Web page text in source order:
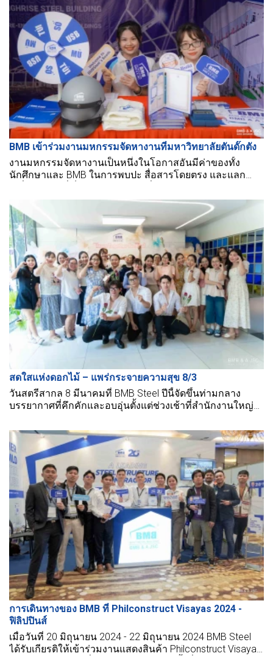
BMB เข้าร่วมงานมหกรรมจัดหางานที่มหาวิทยาลัยตันดั๊กตัง
งานมหกรรมจัดหางานเป็นหนึ่งในโอกาสอันมีค่าของทั้ง
นักศึกษาและ BMB ในการพบปะ สื่อสารโดยตรง และแลก
คุณค่ามากมายจากวันนั้น
สดใสแห่งดอกไม้ – แพร่กระจายความสุข 8/3
วันสตรีสากล 8 มีนาคมที่ BMB Steel ปีนี้จัดขึ้นท่ามกลาง
บรรยากาศที่คึกคักและอบอุ่นตั้งแต่ช่วงเช้าที่สำนักงานใหญ่
การเดินทางของ BMB ที่ Philconstruct Visayas 2024 -
ฟิลิปปินส์
เมื่อวันที่ 20 มิถุนายน 2024 - 22 มิถุนายน 2024 BMB Steel
ได้รับเกียรติให้เข้าร่วมงานแสดงสินค้า Philconstruct Visayas